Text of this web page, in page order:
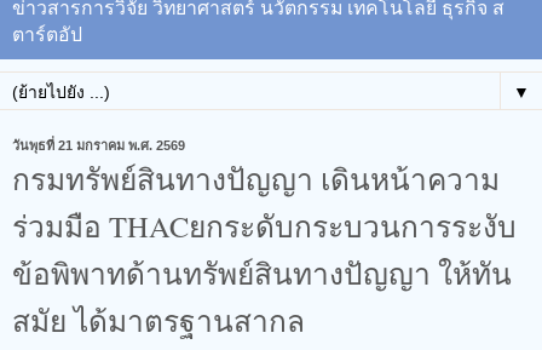
ข่าวสารการวิจัย วิทยาศาสตร์ นวัตกรรม เทคโนโลยี ธุรกิจ ส
ตาร์ตอัป
▼
วันพุธที่ 21 มกราคม พ.ศ. 2569
กรมทรัพย์สินทางปัญญา เดินหน้าความ
ร่วมมือ THACยกระดับกระบวนการระงับ
ข้อพิพาทด้านทรัพย์สินทางปัญญา ให้ทัน
สมัย ได้มาตรฐานสากล